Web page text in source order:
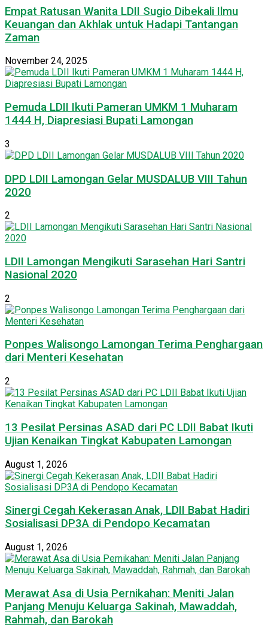
Empat Ratusan Wanita LDII Sugio Dibekali Ilmu
Keuangan dan Akhlak untuk Hadapi Tantangan
Zaman
November 24, 2025
Pemuda LDII Ikuti Pameran UMKM 1 Muharam
1444 H, Diapresiasi Bupati Lamongan
3
DPD LDII Lamongan Gelar MUSDALUB VIII Tahun
2020
2
LDII Lamongan Mengikuti Sarasehan Hari Santri
Nasional 2020
2
Ponpes Walisongo Lamongan Terima Penghargaan
dari Menteri Kesehatan
2
13 Pesilat Persinas ASAD dari PC LDII Babat Ikuti
Ujian Kenaikan Tingkat Kabupaten Lamongan
August 1, 2026
Sinergi Cegah Kekerasan Anak, LDII Babat Hadiri
Sosialisasi DP3A di Pendopo Kecamatan
August 1, 2026
Merawat Asa di Usia Pernikahan: Meniti Jalan
Panjang Menuju Keluarga Sakinah, Mawaddah,
Rahmah, dan Barokah